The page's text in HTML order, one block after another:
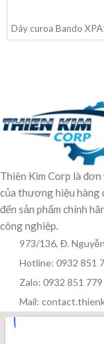
Dây curoa Bando
Thiên Kim Corp là
của thương hiệu hàng
đến sản phẩm chính
công nghiệp.
973/136, Đ.
Hotline: 0932 851
Zalo: 0932 851 779
Mail: